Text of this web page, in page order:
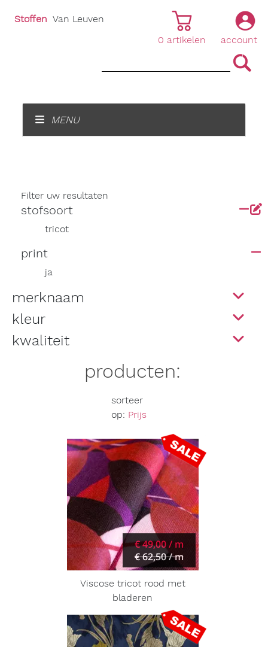
account
|
0 artikelen
Stoffen Van Leuven
MENU
Filter uw resultaten
stofsoort
tricot
print
ja
merknaam
kleur
kwaliteit
producten:
sorteer
op: Prijs
€ 49,00 / m
€ 62,50 / m
Viscose tricot rood met
bladeren